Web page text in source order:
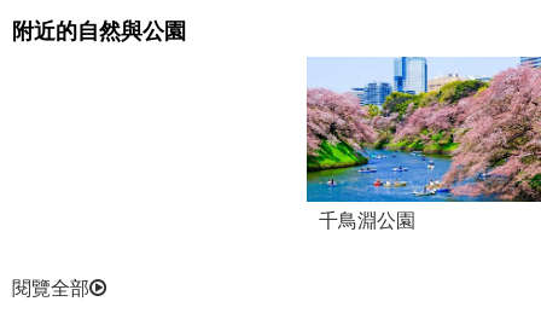
附近的自然與公園
千鳥淵公園
閱覽全部